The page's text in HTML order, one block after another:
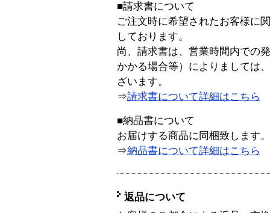
■請求書について
ご注文時に希望されたお客様に
しております。
尚、請求書は、営業時間内での
かかる場合等）によりましては
ざいます。
⇒請求書について詳細はこちら
■納品書について
お届けする商品に同梱致します。
⇒納品書について詳細はこちら
返品について